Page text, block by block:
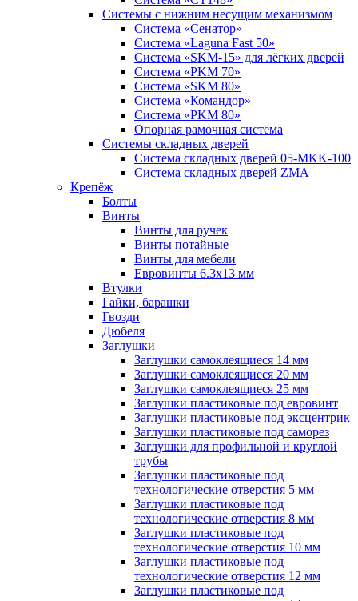
Системы с нижним несущим механизмом
Система «Сенатор»
Система «Laguna Fast 50»
Система «SKM-15» для лёгких дверей
Система «PKM 70»
Система «SKM 80»
Система «Командор»
Система «PKM 80»
Опорная рамочная система
Системы складных дверей
Система складных дверей 05-MKK-100
Система складных дверей ZMA
Крепёж
Болты
Винты
Винты для ручек
Винты потайные
Винты для мебели
Евровинты 6.3х13 мм
Втулки
Гайки, барашки
Гвозди
Дюбеля
Заглушки
Заглушки самоклеящиеся 14 мм
Заглушки самоклеящиеся 20 мм
Заглушки самоклеящиеся 25 мм
Заглушки пластиковые под евровинт
Заглушки пластиковые под эксцентрик
Заглушки пластиковые под саморез
Заглушки для профильной и круглой
трубы
Заглушки пластиковые под
технологические отверстия 5 мм
Заглушки пластиковые под
технологические отверстия 8 мм
Заглушки пластиковые под
технологические отверстия 10 мм
Заглушки пластиковые под
технологические отверстия 12 мм
Заглушки пластиковые под